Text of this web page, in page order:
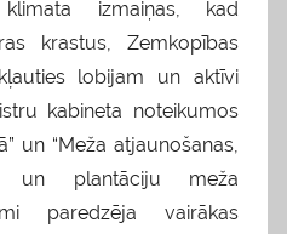
izmaiņas, kad
krastus, Zemkopības
lobijam un aktīvi
kabineta noteikumos
un “Meža atjaunošanas,
un plantāciju meža
paredzēja vairākas